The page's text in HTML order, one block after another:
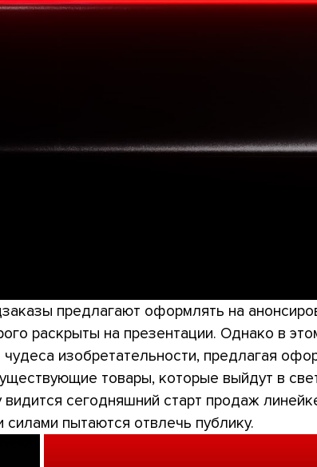
предлагают оформлять на
раскрыты на презентации. Однако в
изобретательности, предлагая
товары, которые выйдут в
сегодняшний старт продаж
силами пытаются отвлечь публику.